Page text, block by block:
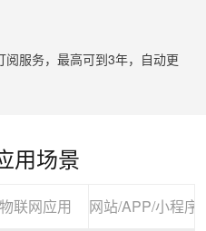
阅服务，最高可到3年，自动更
用场景
物联网应用 网站/APP/小程序